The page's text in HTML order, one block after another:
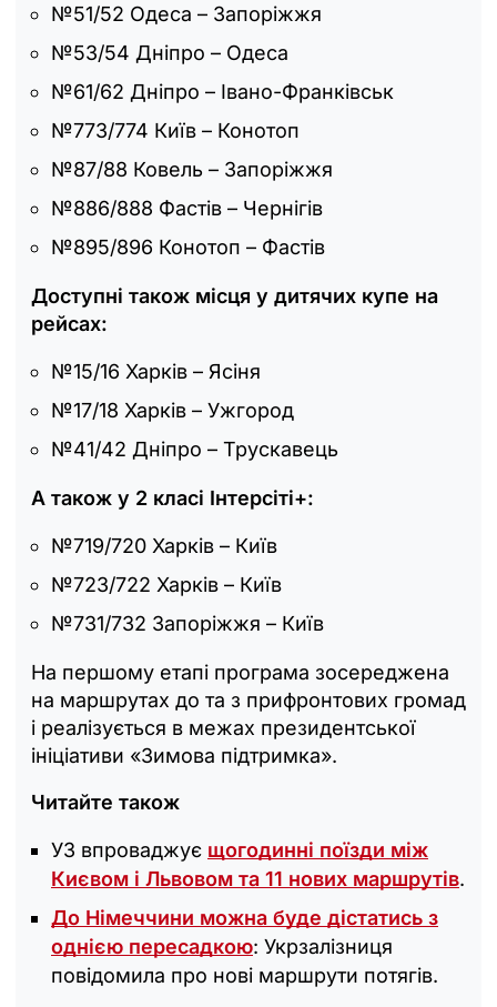
№51/52 Одеса – Запоріжжя
№53/54 Дніпро – Одеса
№61/62 Дніпро – Івано-Франківськ
№773/774 Київ – Конотоп
№87/88 Ковель – Запоріжжя
№886/888 Фастів – Чернігів
№895/896 Конотоп – Фастів
Доступні також місця у дитячих купе на
рейсах:
№15/16 Харків – Ясіня
№17/18 Харків – Ужгород
№41/42 Дніпро – Трускавець
А також у 2 класі Інтерсіті+:
№719/720 Харків – Київ
№723/722 Харків – Київ
№731/732 Запоріжжя – Київ
На першому етапі програма зосереджена
на маршрутах до та з прифронтових громад
і реалізується в межах президентської
ініціативи «Зимова підтримка».
Читайте також
УЗ впроваджує щогодинні поїзди між
Києвом і Львовом та 11 нових маршрутів.
До Німеччини можна буде дістатись з
однією пересадкою: Укрзалізниця
повідомила про нові маршрути потягів.